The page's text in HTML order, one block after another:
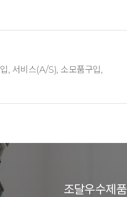
, 서비스(A/S), 소모품구입,
조달우수제품